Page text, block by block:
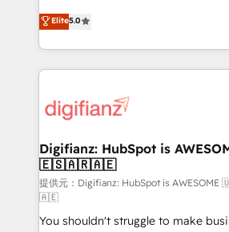
is there for you to: - Grow revenue, and run your
business more efficiently - Build stronger
more people - Get the most out of your HubSpot
investment
enable mid-market and enterprise
maximise their return from digital
growth. We modernise platforms, streamline
operations that are causing
supercharge revenue operations Key services: • CRM
Transformation / Web
Sales Consulting • Marketing Automation
makes us different? 🚀 Top 0.5% of global HubSpot
agencies ⚙️ The strongest technical ability and
integration capabilities 💼 Consultative, long-term
Elite5.0
Digifianz: HubSpot is
🇪🇸🇦🇷🇦🇪
提供元：Digifianz: HubSpot is
🇦🇪
You shouldn't struggle to make